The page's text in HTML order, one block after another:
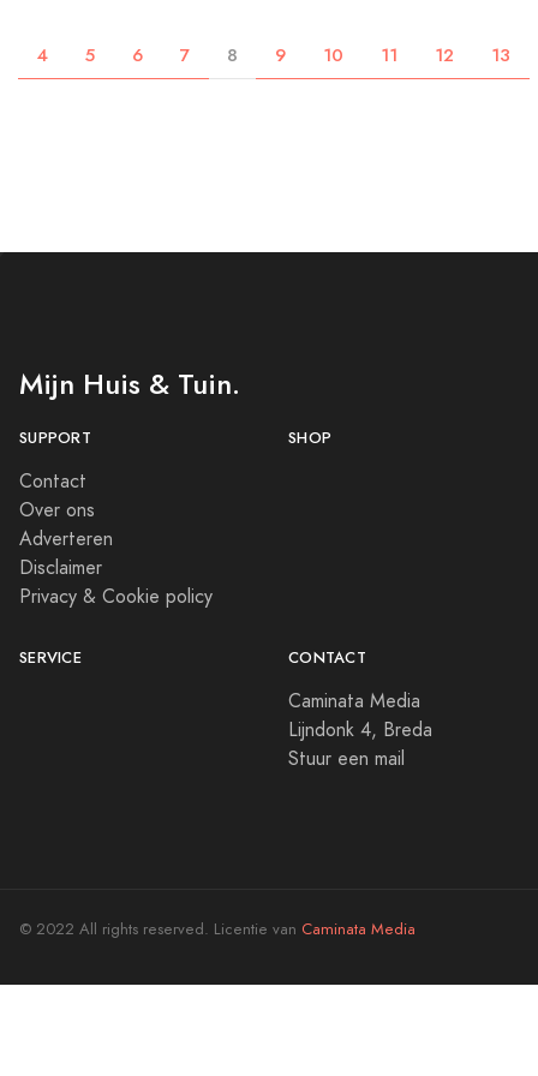
4 5 6 7 8 9 10 11 12 13
Mijn Huis & Tuin.
SUPPORT
Contact
Over ons
Adverteren
Disclaimer
Privacy & Cookie policy
SHOP
SERVICE CONTACT
Caminata Media
Lijndonk 4, Breda
Stuur een mail
© 2022 All rights reserved. Licentie van Caminata Media